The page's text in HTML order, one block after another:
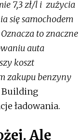
7,3 zł/l i zużycia
się samochodem
to znaczne
auta
koszt
zakupu benzyny
Building
ładowania.
Ale